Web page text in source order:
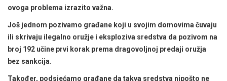
ovoga problema izrazito važna.
Još jednom pozivamo građane koji u svojim domovima čuvaju
ili skrivaju ilegalno oružje i eksploziva sredstva da pozivom na
broj 192 učine prvi korak prema dragovoljnoj predaji oružja
bez sankcija.
Također, podsjećamo građane da takva sredstva nipošto ne